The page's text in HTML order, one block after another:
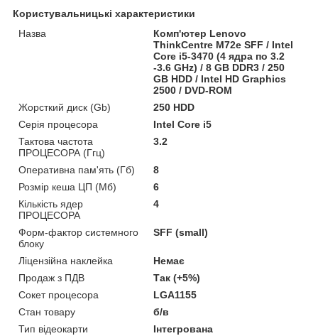
Користувальницькі характеристики
Назва
Комп'ютер Lenovo
ThinkCentre M72e SFF / Intel
Core i5-3470 (4 ядра по 3.2
-3.6 GHz) / 8 GB DDR3 / 250
GB HDD / Intel HD Graphics
2500 / DVD-ROM
Жорсткий диск (Gb)
250 HDD
Серія процесора
Intel Core i5
Тактова частота
ПРОЦЕСОРА (Ггц)
3.2
Оперативна пам'ять (Гб)
8
Розмір кеша ЦП (Мб)
6
Кількість ядер
ПРОЦЕСОРА
4
Форм-фактор системного
блоку
SFF (small)
Ліцензійна наклейка
Немає
Продаж з ПДВ
Так (+5%)
Сокет процесора
LGA1155
Стан товару
б/в
Тип відеокарти
Інтегрована